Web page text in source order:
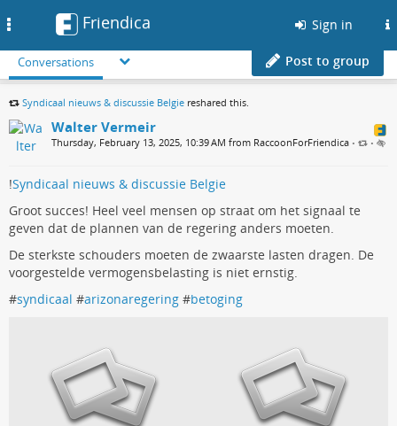
Friendica Sign in
Conversations Post to group
Syndicaal nieuws & discussie Belgie reshared this.
Walter Vermeir
Thursday, February 13, 2025, 10:39 AM from RaccoonForFriendica • •
!Syndicaal nieuws & discussie Belgie
Groot succes! Heel veel mensen op straat om het signaal te
geven dat de plannen van de regering anders moeten.
De sterkste schouders moeten de zwaarste lasten dragen. De
voorgestelde vermogensbelasting is niet ernstig.
#syndicaal #arizonaregering #betoging